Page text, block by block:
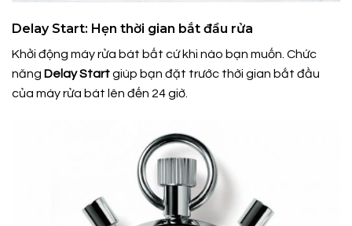
Delay Start: Hẹn thời gian bắt đầu rửa
Khởi động máy rửa bát bất cứ khi nào bạn muốn. Chức
năng Delay Startgiúp bạn đặt trước thời gian bắt đầu
của máy rửa bát lên đến 24 giờ.